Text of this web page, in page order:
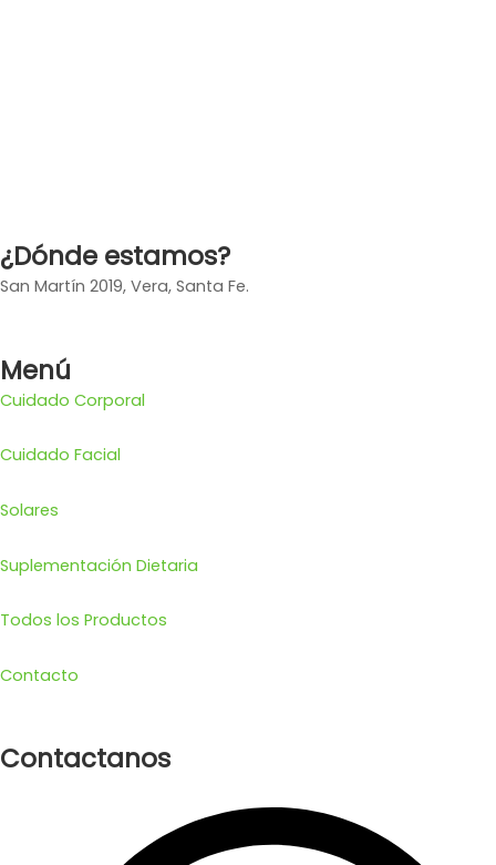
¿Dónde estamos?
San Martín 2019, Vera, Santa Fe.
Menú
Cuidado Corporal
Cuidado Facial
Solares
Suplementación Dietaria
Todos los Productos
Contacto
Contactanos